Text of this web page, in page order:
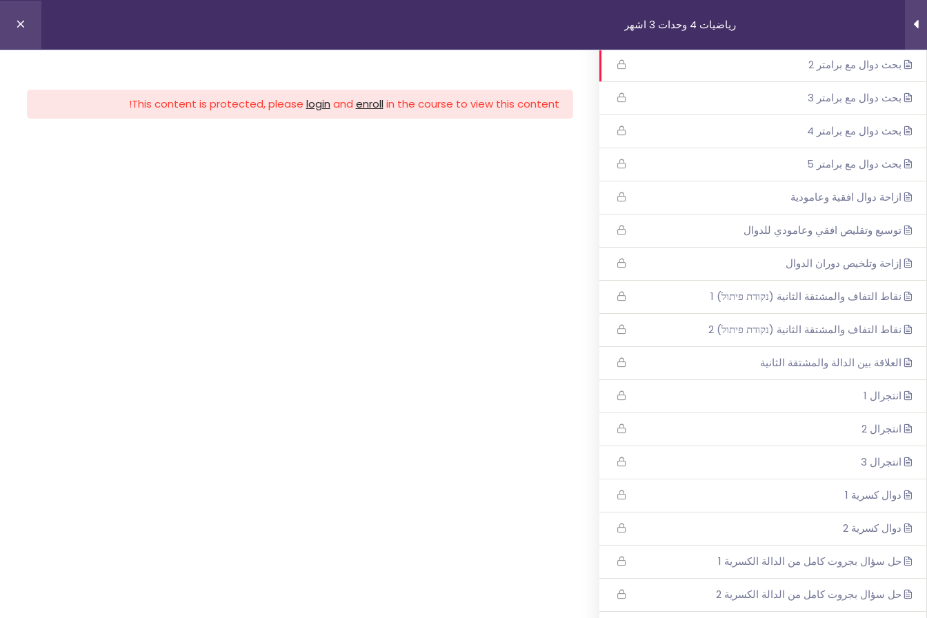
رياضيات 4 وحدات 3 اشهر
بحث دوال مع برامتر 2
بحث دوال مع برامتر 3
بحث دوال مع برامتر 4
بحث دوال مع برامتر 5
ازاحة دوال افقية وعامودية
توسيع وتقليص افقي وعامودي للدوال
إزاحة وتلخيص دوران الدوال
نقاط التفاف والمشتقة الثانية (נקודת פיתול) 1
نقاط التفاف والمشتقة الثانية (נקודת פיתול) 2
العلاقة بين الدالة والمشتقة الثانية
انتجرال 1
انتجرال 2
انتجرال 3
دوال كسرية 1
دوال كسرية 2
حل سؤال بجروت كامل من الدالة الكسرية 1
حل سؤال بجروت كامل من الدالة الكسرية 2
This content is protected, please login and enrollin the course to view this content!
روابط مهمة
من نحن
اتصل بنا
_תנאי שימוש עברית
شروط الاستخدام
دوراتنا
بچروت 3 وحدات 1 اشهر
رياضيات 5 وحدات 3 اشهر
رياضيات 4 وحدات 3 اشهر
فيزياء 3 اشهر